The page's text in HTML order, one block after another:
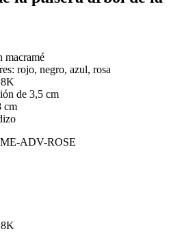
macramé
rojo, negro, azul, rosa
de 3,5 cm
cm
ADV-ROSE